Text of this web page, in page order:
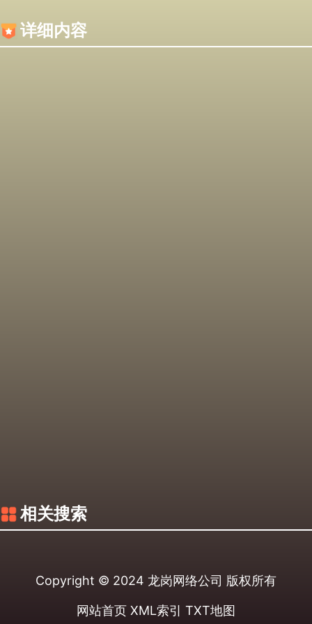
详细内容
相关搜索
Copyright © 2024 龙岗网络公司 版权所有
网站首页 XML索引 TXT地图